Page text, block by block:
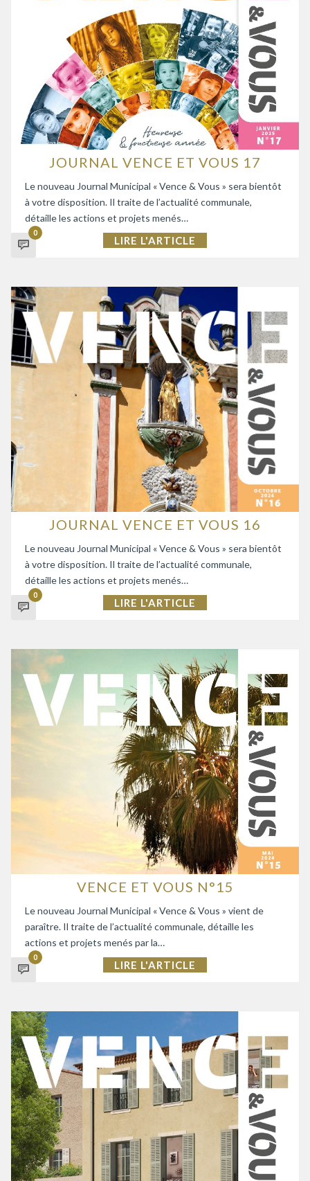
JOURNAL VENCE ET VOUS 17
Le nouveau Journal Municipal « Vence & Vous » sera bientôt
à votre disposition. Il traite de l’actualité communale,
détaille les actions et projets menés…
0
LIRE L'ARTICLE
JOURNAL VENCE ET VOUS 16
Le nouveau Journal Municipal « Vence & Vous » sera bientôt
à votre disposition. Il traite de l’actualité communale,
détaille les actions et projets menés…
0
LIRE L'ARTICLE
VENCE ET VOUS N°15
Le nouveau Journal Municipal « Vence & Vous » vient de
paraître. Il traite de l’actualité communale, détaille les
actions et projets menés par la…
0
LIRE L'ARTICLE